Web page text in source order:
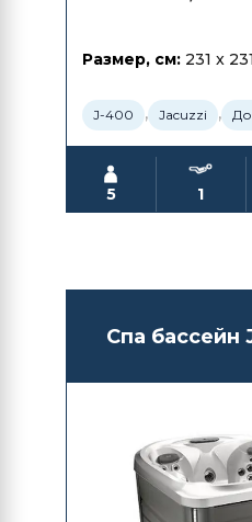
Размер, см: 231 x
J-400 , Jacuzzi ,
5 1
Спа бассейн